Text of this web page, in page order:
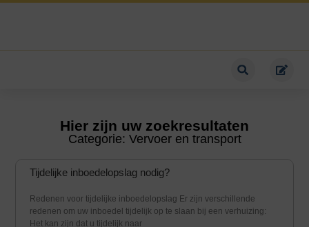
Hier zijn uw zoekresultaten
Categorie: Vervoer en transport
Tijdelijke inboedelopslag nodig?
Redenen voor tijdelijke inboedelopslag Er zijn verschillende
redenen om uw inboedel tijdelijk op te slaan bij een verhuizing:
Het kan zijn dat u tijdelijk naar